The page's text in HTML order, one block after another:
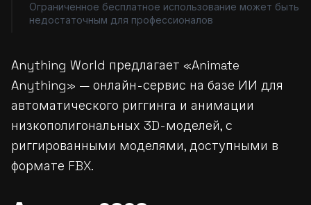
Ограниченное бесплатное использование может быть
недостаточным для профессионалов
Anything World предлагает «Animate
Anything» — онлайн-сервис на базе ИИ для
автоматического риггинга и анимации
низкополигональных 3D-моделей, с
риггированными моделями, доступными в
формате FBX.